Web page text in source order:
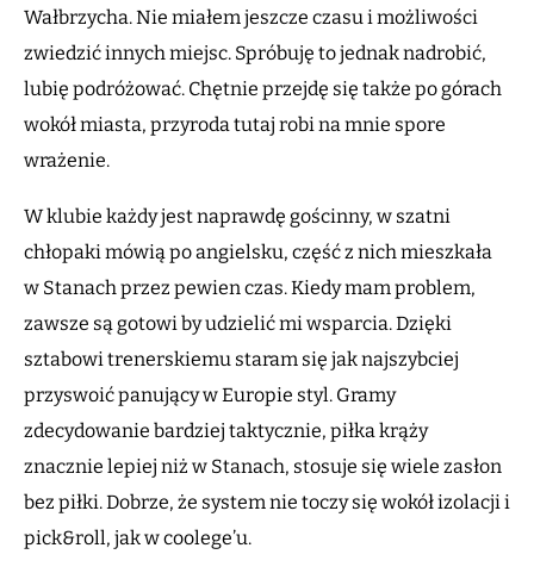
Wałbrzycha. Nie miałem jeszcze czasu i możliwości
zwiedzić innych miejsc. Spróbuję to jednak nadrobić,
lubię podróżować. Chętnie przejdę się także po górach
wokół miasta, przyroda tutaj robi na mnie spore
wrażenie.
W klubie każdy jest naprawdę gościnny, w szatni
chłopaki mówią po angielsku, część z nich mieszkała
w Stanach przez pewien czas. Kiedy mam problem,
zawsze są gotowi by udzielić mi wsparcia. Dzięki
sztabowi trenerskiemu staram się jak najszybciej
przyswoić panujący w Europie styl. Gramy
zdecydowanie bardziej taktycznie, piłka krąży
znacznie lepiej niż w Stanach, stosuje się wiele zasłon
bez piłki. Dobrze, że system nie toczy się wokół izolacji i
pick&roll, jak w coolege’u.